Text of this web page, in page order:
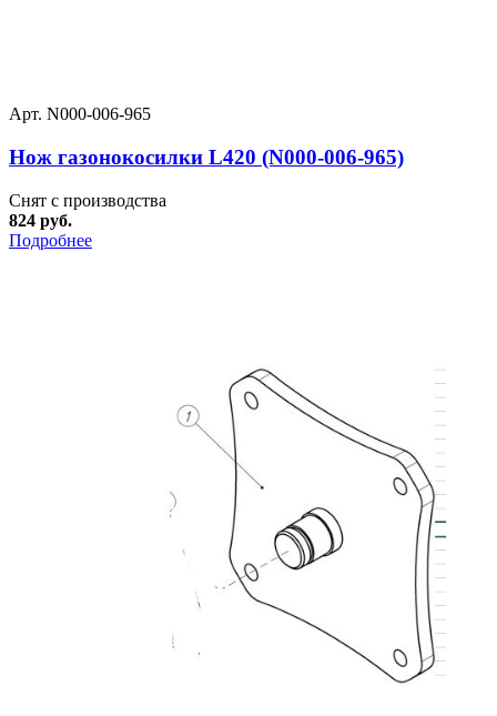
Арт. N000-006-965
Нож газонокосилки L420 (N000-006-965)
Снят с производства
824 руб.
Подробнее